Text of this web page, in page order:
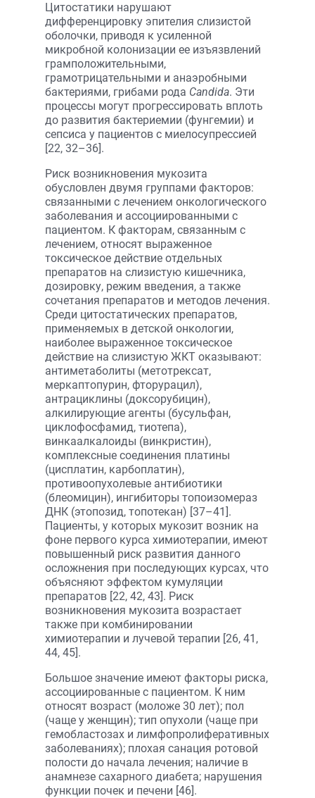
Цитостатики нарушают
дифференцировку эпителия слизистой
оболочки, приводя к усиленной
микробной колонизации ее изъязвлений
грамположительными,
грамотрицательными и анаэробными
бактериями, грибами рода Candida. Эти
процессы могут прогрессировать вплоть
до развития бактериемии (фунгемии) и
сепсиса у пациентов с миелосупрессией
[22, 32–36].
Риск возникновения мукозита
обусловлен двумя группами факторов:
связанными с лечением онкологического
заболевания и ассоциированными с
пациентом. К факторам, связанным с
лечением, относят выраженное
токсическое действие отдельных
препаратов на слизистую кишечника,
дозировку, режим введения, а также
сочетания препаратов и методов лечения.
Среди цитостатических препаратов,
применяемых в детской онкологии,
наиболее выраженное токсическое
действие на слизистую ЖКТ оказывают:
антиметаболиты (метотрексат,
меркаптопурин, фторурацил),
антрациклины (доксорубицин),
алкилирующие агенты (бусульфан,
циклофосфамид, тиотепа),
винкаалкалоиды (винкристин),
комплексные соединения платины
(цисплатин, карбоплатин),
противоопухолевые антибиотики
(блеомицин), ингибиторы топоизомераз
ДНК (этопозид, топотекан) [37–41].
Пациенты, у которых мукозит возник на
фоне первого курса химиотерапии, имеют
повышенный риск развития данного
осложнения при последующих курсах, что
объясняют эффектом кумуляции
препаратов [22, 42, 43]. Риск
возникновения мукозита возрастает
также при комбинировании
химиотерапии и лучевой терапии [26, 41,
44, 45].
Большое значение имеют факторы риска,
ассоциированные с пациентом. К ним
относят возраст (моложе 30 лет); пол
(чаще у женщин); тип опухоли (чаще при
гемобластозах и лимфопролиферативных
заболеваниях); плохая санация ротовой
полости до начала лечения; наличие в
анамнезе сахарного диабета; нарушения
функции почек и печени [46].